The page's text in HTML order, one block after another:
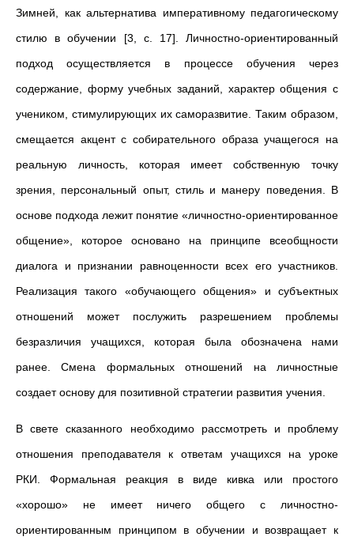
Зимней, как альтернатива императивному педагогическому
стилю в обучении [3, с. 17]. Личностно-ориентированный
подход осуществляется в процессе обучения через
содержание, форму учебных заданий, характер общения с
учеником, стимулирующих их саморазвитие. Таким образом,
смещается акцент с собирательного образа учащегося на
реальную личность, которая имеет собственную точку
зрения, персональный опыт, стиль и манеру поведения. В
основе подхода лежит понятие «личностно-ориентированное
общение», которое основано на принципе всеобщности
диалога и признании равноценности всех его участников.
Реализация такого «обучающего общения» и субъектных
отношений может послужить разрешением проблемы
безразличия учащихся, которая была обозначена нами
ранее. Смена формальных отношений на личностные
создает основу для позитивной стратегии развития учения.
В свете сказанного необходимо рассмотреть и проблему
отношения преподавателя к ответам учащихся на уроке
РКИ. Формальная реакция в виде кивка или простого
«хорошо» не имеет ничего общего с личностно-
ориентированным принципом в обучении и возвращает к